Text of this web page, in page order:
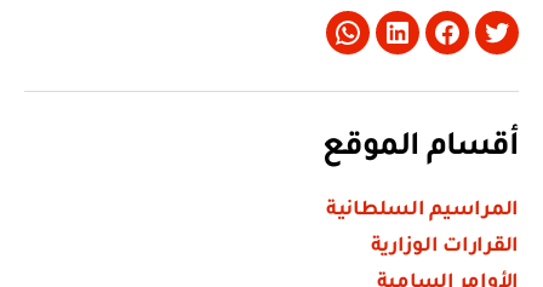
Twitter
Facebook
LinkedIn
Whatsapp
أقسام الموقع
المراسيم السلطانية
القرارات الوزارية